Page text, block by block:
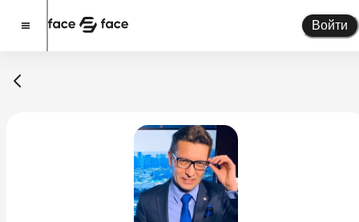
Войти
Помочь проекту
О проекте
Новости
Спикеры